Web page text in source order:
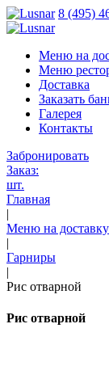
8 (495)
Меню на
Меню
Доставка
Заказать
Галерея
Контакты
Забронировать
Заказ:
шт.
Главная
|
Меню на доставку
|
Гарниры
|
Рис отварной
Рис отварной